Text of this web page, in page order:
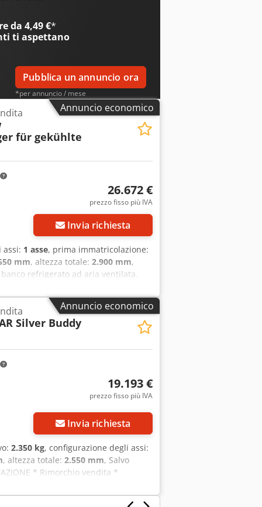
a LED per bancone e soffitto *
e posteriori * Ruota di supporto
sottoposto a interventi di
Errori e vendite intermedie
leasing possibile anche senza
da 4,49 €*
ti aspettano
Pubblica un annuncio ora
*per annuncio / mese
Annuncio economico
für gekühlte
26.672 €
prezzo fisso più IVA
Invia richiesta
assi: 1 asse, prima immatricolazione:
mm, altezza totale: 2.900 mm,
refrigerato ad aria ventilata.
lavandino, mensola per borse,
Codpfxoxy Dmre Aaiorf Salvo
Annuncio economico
Silver Buddy
19.193 €
prezzo fisso più IVA
Invia richiesta
2.350 kg, configurazione degli assi:
, altezza totale: 2.550 mm, Salvo
* Rimorchio vendita *
in acciaio inox * Scaffale per
anteriori e posteriori *